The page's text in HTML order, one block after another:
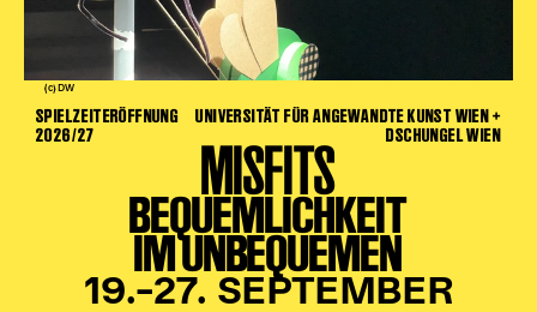
(c) DW
SPIELZEITERÖFFNUNG
2026/27
UNIVERSITÄT FÜR ANGEWANDTE KUNST WIEN +
DSCHUNGEL WIEN
MISFITS
BEQUEMLICHKEIT
IM UNBEQUEMEN
19.–27. SEPTEMBER